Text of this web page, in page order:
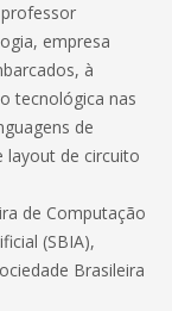
empresa
à
tecnológica nas
de
layout de circuito
de Computação
(SBIA),
Brasileira